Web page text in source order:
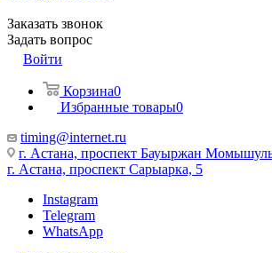
Заказать звонок
Задать вопрос
Войти
Корзина0
Избранные товары0
timing@internet.ru
г. Астана, проспект Бауыржан
г. Астана, проспект Сарыарка, 5
Instagram
Telegram
WhatsApp